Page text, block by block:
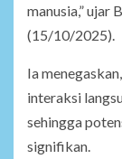
manusia,” ujar
(15/10/2025).
Ia
interaksi
sehingga
signifikan.